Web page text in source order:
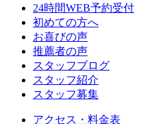
24時間WEB予約受付
初めての方へ
お喜びの声
推薦者の声
スタッフブログ
スタッフ紹介
スタッフ募集
アクセス・料金表